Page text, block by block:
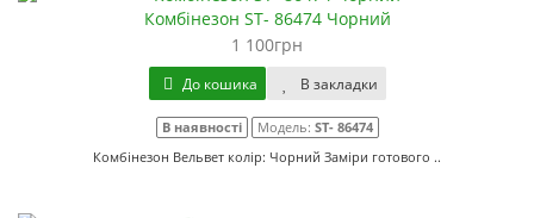
Комбінезон ST- 86474 Чорний
1 100грн
До кошика В закладки
В наявності Модель: ST- 86474
Комбінезон Вельвет колір: Чорний Заміри готового ..